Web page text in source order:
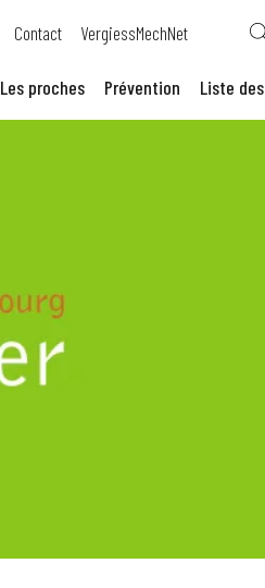
Contact VergiessMechNet
Les proches Prévention Liste